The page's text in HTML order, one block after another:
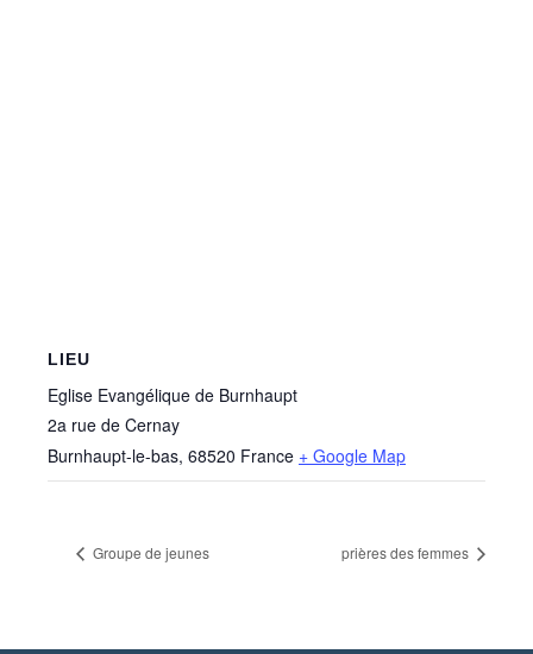
LIEU
Eglise Evangélique de Burnhaupt
2a rue de Cernay
Burnhaupt-le-bas, 68520 France + Google Map
Groupe de jeunes prières des femmes